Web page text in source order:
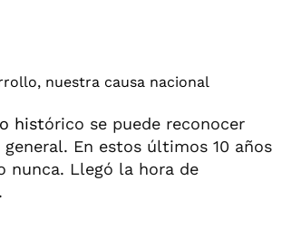
histórico se puede reconocer
En estos últimos 10 años
nunca. Llegó la hora de